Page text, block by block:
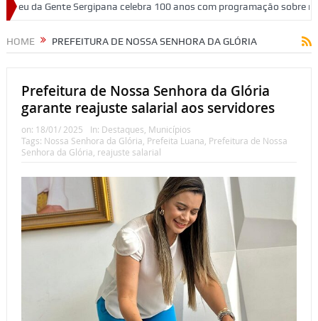
celebra 100 anos com programação sobre memória, educação
HOME PREFEITURA DE NOSSA SENHORA DA GLÓRIA
Prefeitura de Nossa Senhora da Glória
garante reajuste salarial aos servidores
on: 18/01/ 2025 In: Destaques, Municípios
Tags: Nossa Senhora da Glória, Prefeita Luana, Prefeitura de Nossa
Senhora da Glória, reajuste salarial